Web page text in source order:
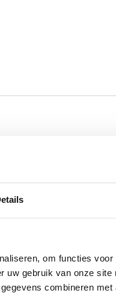
om functies
uw gebruik van onze
combineren